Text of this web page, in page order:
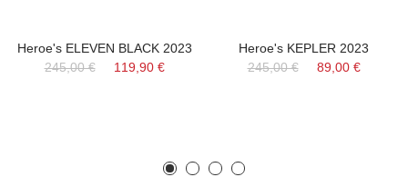
Heroe's ELEVEN BLACK 2023
245,00 €
119,90 €
Heroe's KEPLER 2023
245,00 €
89,00 €